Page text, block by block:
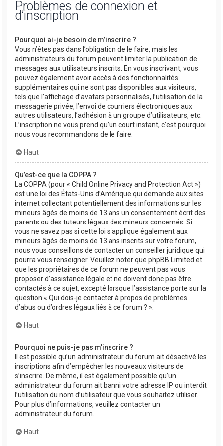
Problèmes de connexion et
d’inscription
Pourquoi ai-je besoin de m’inscrire ?
Vous n’êtes pas dans l’obligation de le faire, mais les
administrateurs du forum peuvent limiter la publication de
messages aux utilisateurs inscrits. En vous inscrivant, vous
pouvez également avoir accès à des fonctionnalités
supplémentaires qui ne sont pas disponibles aux visiteurs,
tels que l’affichage d’avatars personnalisés, l’utilisation de la
messagerie privée, l’envoi de courriers électroniques aux
autres utilisateurs, l’adhésion à un groupe d’utilisateurs, etc.
L’inscription ne vous prend qu’un court instant, c’est pourquoi
nous vous recommandons de le faire.
Haut
Qu’est-ce que la COPPA ?
La COPPA (pour « Child Online Privacy and Protection Act »)
est une loi des États-Unis d’Amérique qui demande aux sites
internet collectant potentiellement des informations sur les
mineurs âgés de moins de 13 ans un consentement écrit des
parents ou des tuteurs légaux des mineurs concernés. Si
vous ne savez pas si cette loi s’applique également aux
mineurs âgés de moins de 13 ans inscrits sur votre forum,
nous vous conseillons de contacter un conseiller juridique qui
pourra vous renseigner. Veuillez noter que phpBB Limited et
que les propriétaires de ce forum ne peuvent pas vous
proposer d’assistance légale et ne doivent donc pas être
contactés à ce sujet, excepté lorsque l’assistance porte sur la
question « Qui dois-je contacter à propos de problèmes
d’abus ou d’ordres légaux liés à ce forum ? ».
Haut
Pourquoi ne puis-je pas m’inscrire ?
Il est possible qu’un administrateur du forum ait désactivé les
inscriptions afin d’empêcher les nouveaux visiteurs de
s’inscrire. De même, il est également possible qu’un
administrateur du forum ait banni votre adresse IP ou interdit
l’utilisation du nom d’utilisateur que vous souhaitez utiliser.
Pour plus d’informations, veuillez contacter un
administrateur du forum.
Haut